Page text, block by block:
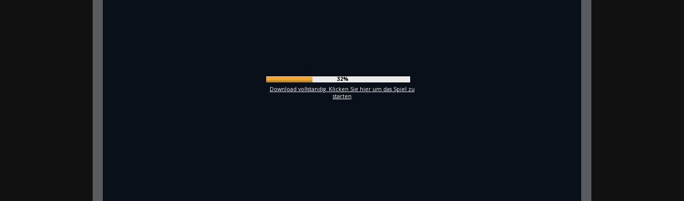
35%
Download vollstandig. Klicken Sie hier um das Spiel zu
starten